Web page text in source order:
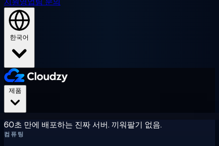
한국어
60초 만에 배포하는 진짜 서버. 끼워팔기 없음.
컴퓨팅